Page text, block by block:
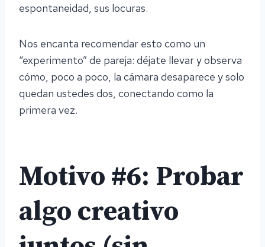
espontaneidad, sus locuras.
Nos encanta recomendar esto como un
“experimento” de pareja: déjate llevar y observa
cómo, poco a poco, la cámara desaparece y solo
quedan ustedes dos, conectando como la
primera vez.
Motivo #6: Probar
algo creativo